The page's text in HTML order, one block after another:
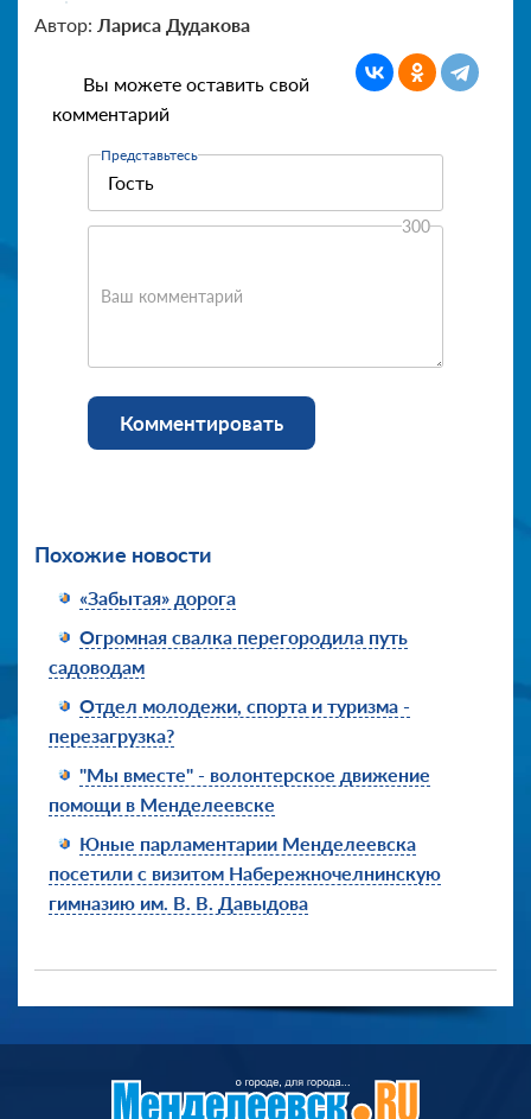
Автор: Лариса Дудакова
Вы можете оставить свой
комментарий
Представьтесь
Ваш комментарий
300
Комментировать
Похожие новости
«Забытая» дорога
Огромная свалка перегородила путь
садоводам
Отдел молодежи, спорта и туризма -
перезагрузка?
"Мы вместе" - волонтерское движение
помощи в Менделеевске
Юные парламентарии Менделеевска
посетили с визитом Набережночелнинскую
гимназию им. В. В. Давыдова